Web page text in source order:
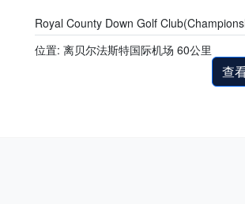
Royal County Down Golf
位置: 离贝尔法斯特国际机场 60公里
查